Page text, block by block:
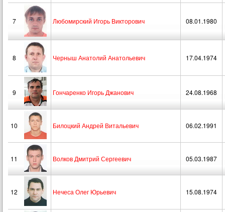
7 Любомирский Игорь Викторович 08.01.1980
8 Черныш Анатолий Анатольевич 17.04.1974
9 Гончаренко Игорь Джанович 24.08.1968
10 Билоцкий Андрей Витальевич 06.02.1991
11 Волков Дмитрий Сергеевич 05.03.1987
12 Нечеса Олег Юрьевич 15.08.1974